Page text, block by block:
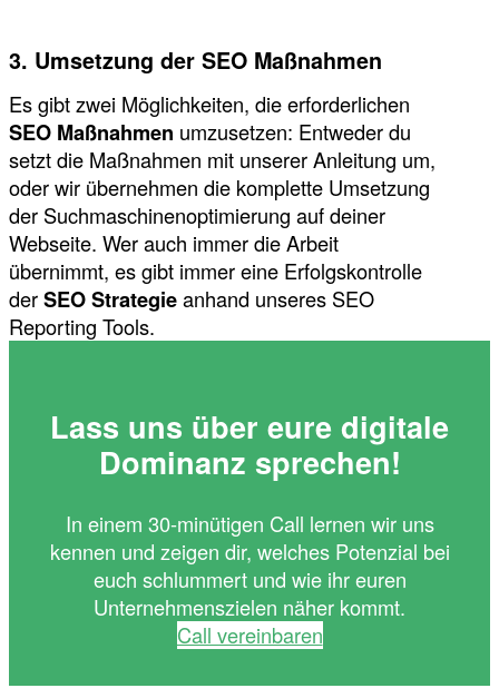
3. Umsetzung der SEO Maßnahmen
Es gibt zwei Möglichkeiten, die erforderlichen
SEO Maßnahmen umzusetzen: Entweder du
setzt die Maßnahmen mit unserer Anleitung um,
oder wir übernehmen die komplette Umsetzung
der Suchmaschinenoptimierung auf deiner
Webseite. Wer auch immer die Arbeit
übernimmt, es gibt immer eine Erfolgskontrolle
derSEO Strategieanhand unseres SEO
Reporting Tools.
Lass uns über eure digitale
Dominanz sprechen!
In einem 30-minütigen Call lernen wir uns
kennen und zeigen dir, welches Potenzial bei
euch schlummert und wie ihr euren
Unternehmenszielen näher kommt.
Call vereinbaren